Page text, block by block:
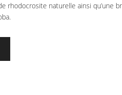
rhodocrosite naturelle ainsi qu’une